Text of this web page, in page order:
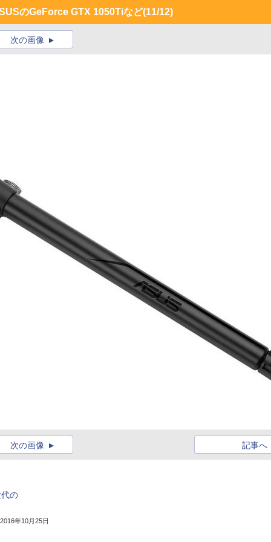
のGeForce GTX 1050Tiなど(11/12)
次の画像
記事へ
次の画像
の
2016年10月25日